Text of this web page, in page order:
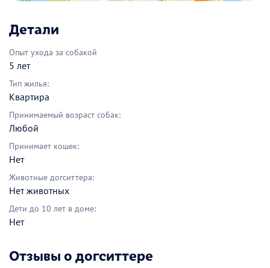
Детали
Опыт ухода за собакой
5 лет
Тип жилья:
Квартира
Принимаемый возраст собак:
Любой
Принимает кошек:
Нет
Животные догситтера:
Нет животных
Дети до 10 лет в доме:
Нет
Отзывы о догситтере